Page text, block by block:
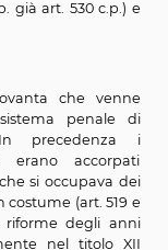
alla
per riferirsi
come
c.p. già art.